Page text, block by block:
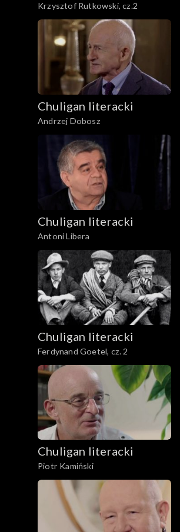
Krzysztof Rutkowski, cz.2
Chuligan literacki
Andrzej Dobosz
Chuligan literacki
Antoni Libera
Chuligan literacki
Ferdynand Goetel, cz. 2
Chuligan literacki
Piotr Kamiński